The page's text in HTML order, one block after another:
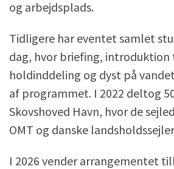
og arbejdsplads.
Tidligere har eventet samlet
dag, hvor briefing, introduktion
holdinddeling og dyst på
af programmet. I 2022 deltog
Skovshoved Havn, hvor de
OMT og danske
I 2026 vender arrangementet